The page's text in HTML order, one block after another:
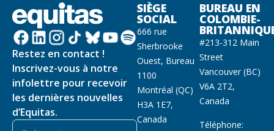
Restez en contact !
Inscrivez-vous à notre
infolettre pour recevoir
les dernières nouvelles
d’Equitas.
SIÈGE
SOCIAL
666 rue
Sherbrooke
Ouest, Bureau
1100
Montréal (QC)
H3A 1E7,
Canada
BUREAU EN
COLOMBIE-
#213-312 Main
Street
Vancouver (BC)
V6A 2T2,
Canada
Téléphone: